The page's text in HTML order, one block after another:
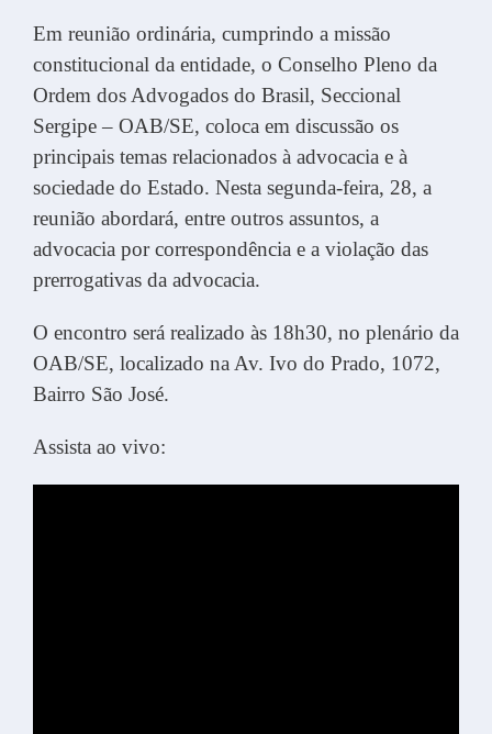
Em reunião ordinária, cumprindo a missão
constitucional da entidade, o Conselho Pleno da
Ordem dos Advogados do Brasil, Seccional
Sergipe – OAB/SE, coloca em discussão os
principais temas relacionados à advocacia e à
sociedade do Estado. Nesta segunda-feira, 28, a
reunião abordará, entre outros assuntos, a
advocacia por correspondência e a violação das
prerrogativas da advocacia.
O encontro será realizado às 18h30, no plenário da
OAB/SE, localizado na Av. Ivo do Prado, 1072,
Bairro São José.
Assista ao vivo: